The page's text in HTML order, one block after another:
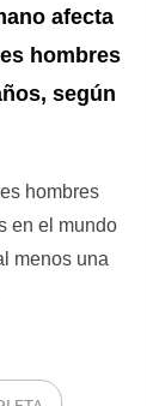
afecta
hombres
según
hombres
en el mundo
menos una